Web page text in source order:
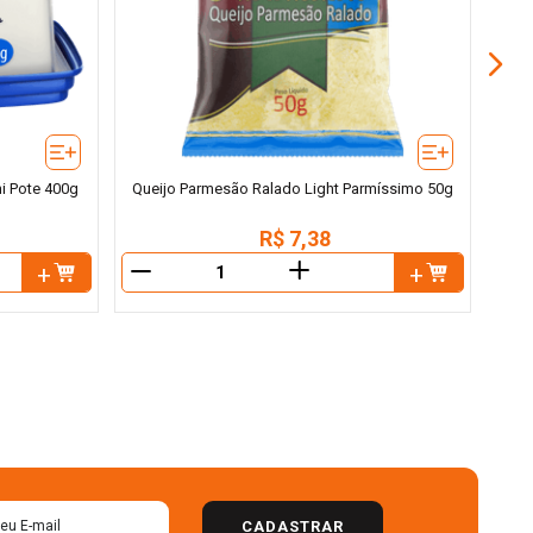
Pote 400g Queijo Parmesão Ralado Light Parmíssimo 50g
R$ 7,38
＋
CADASTRAR